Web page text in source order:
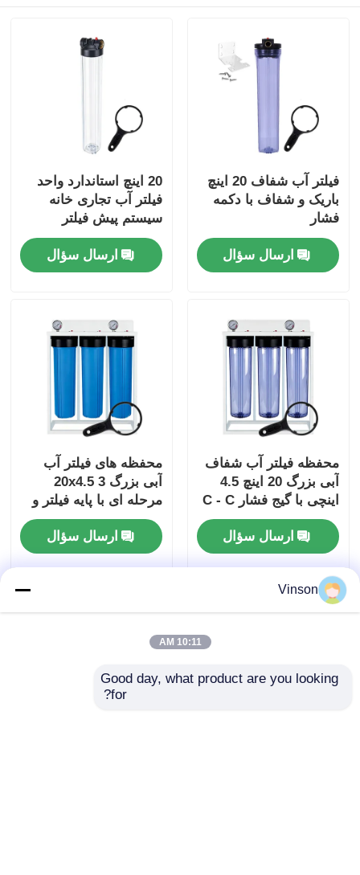
فیلتر آب شفاف 20 اینچ
باریک و شفاف با دکمه
فشار
ارسال سؤال
20 اینچ استاندارد واحد
فیلتر آب تجاری خانه
سیستم پیش فیلتر
NPT/BSP پورت فشار
آزاد
ارسال سؤال
محفظه فیلتر آب شفاف
آبی بزرگ 20 اینچ 4.5
اینچی با گیج فشار C - C
- C
ارسال سؤال
محفظه های فیلتر آب
آبی بزرگ 20x4.5 3
مرحله ای با پایه فیلتر و
فشارسنج
ارسال سؤال
Vinson
10:11 AM
Good day, what product are you looking
for?